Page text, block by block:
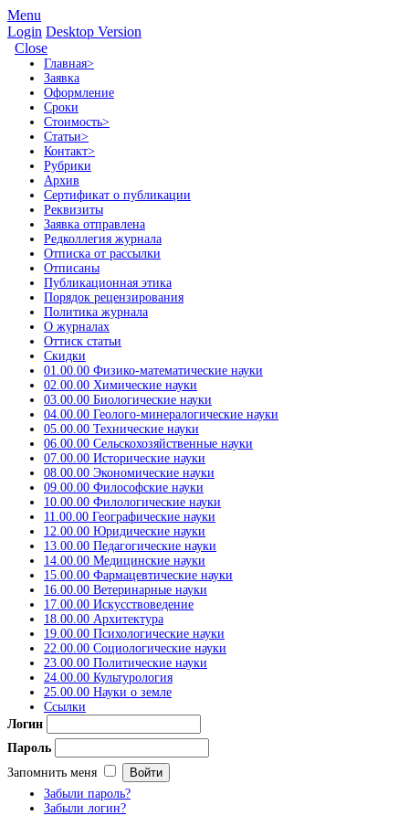
Menu
Login Desktop Version
Close
Главная>
Заявка
Оформление
Сроки
Стоимость>
Статьи>
Контакт>
Рубрики
Архив
Сертификат о публикации
Реквизиты
Заявка отправлена
Редколлегия журнала
Отписка от рассылки
Отписаны
Публикационная этика
Порядок рецензирования
Политика журнала
О журналах
Оттиск статьи
Скидки
01.00.00 Физико-математические науки
02.00.00 Химические науки
03.00.00 Биологические науки
04.00.00 Геолого-минералогические науки
05.00.00 Технические науки
06.00.00 Сельскохозяйственные науки
07.00.00 Исторические науки
08.00.00 Экономические науки
09.00.00 Философские науки
10.00.00 Филологические науки
11.00.00 Географические науки
12.00.00 Юридические науки
13.00.00 Педагогические науки
14.00.00 Медицинские науки
15.00.00 Фармацевтические науки
16.00.00 Ветеринарные науки
17.00.00 Искусствоведение
18.00.00 Архитектура
19.00.00 Психологические науки
22.00.00 Социологические науки
23.00.00 Политические науки
24.00.00 Культурология
25.00.00 Науки о земле
Ссылки
Логин
Пароль
Запомнить меня
Забыли пароль?
Забыли логин?